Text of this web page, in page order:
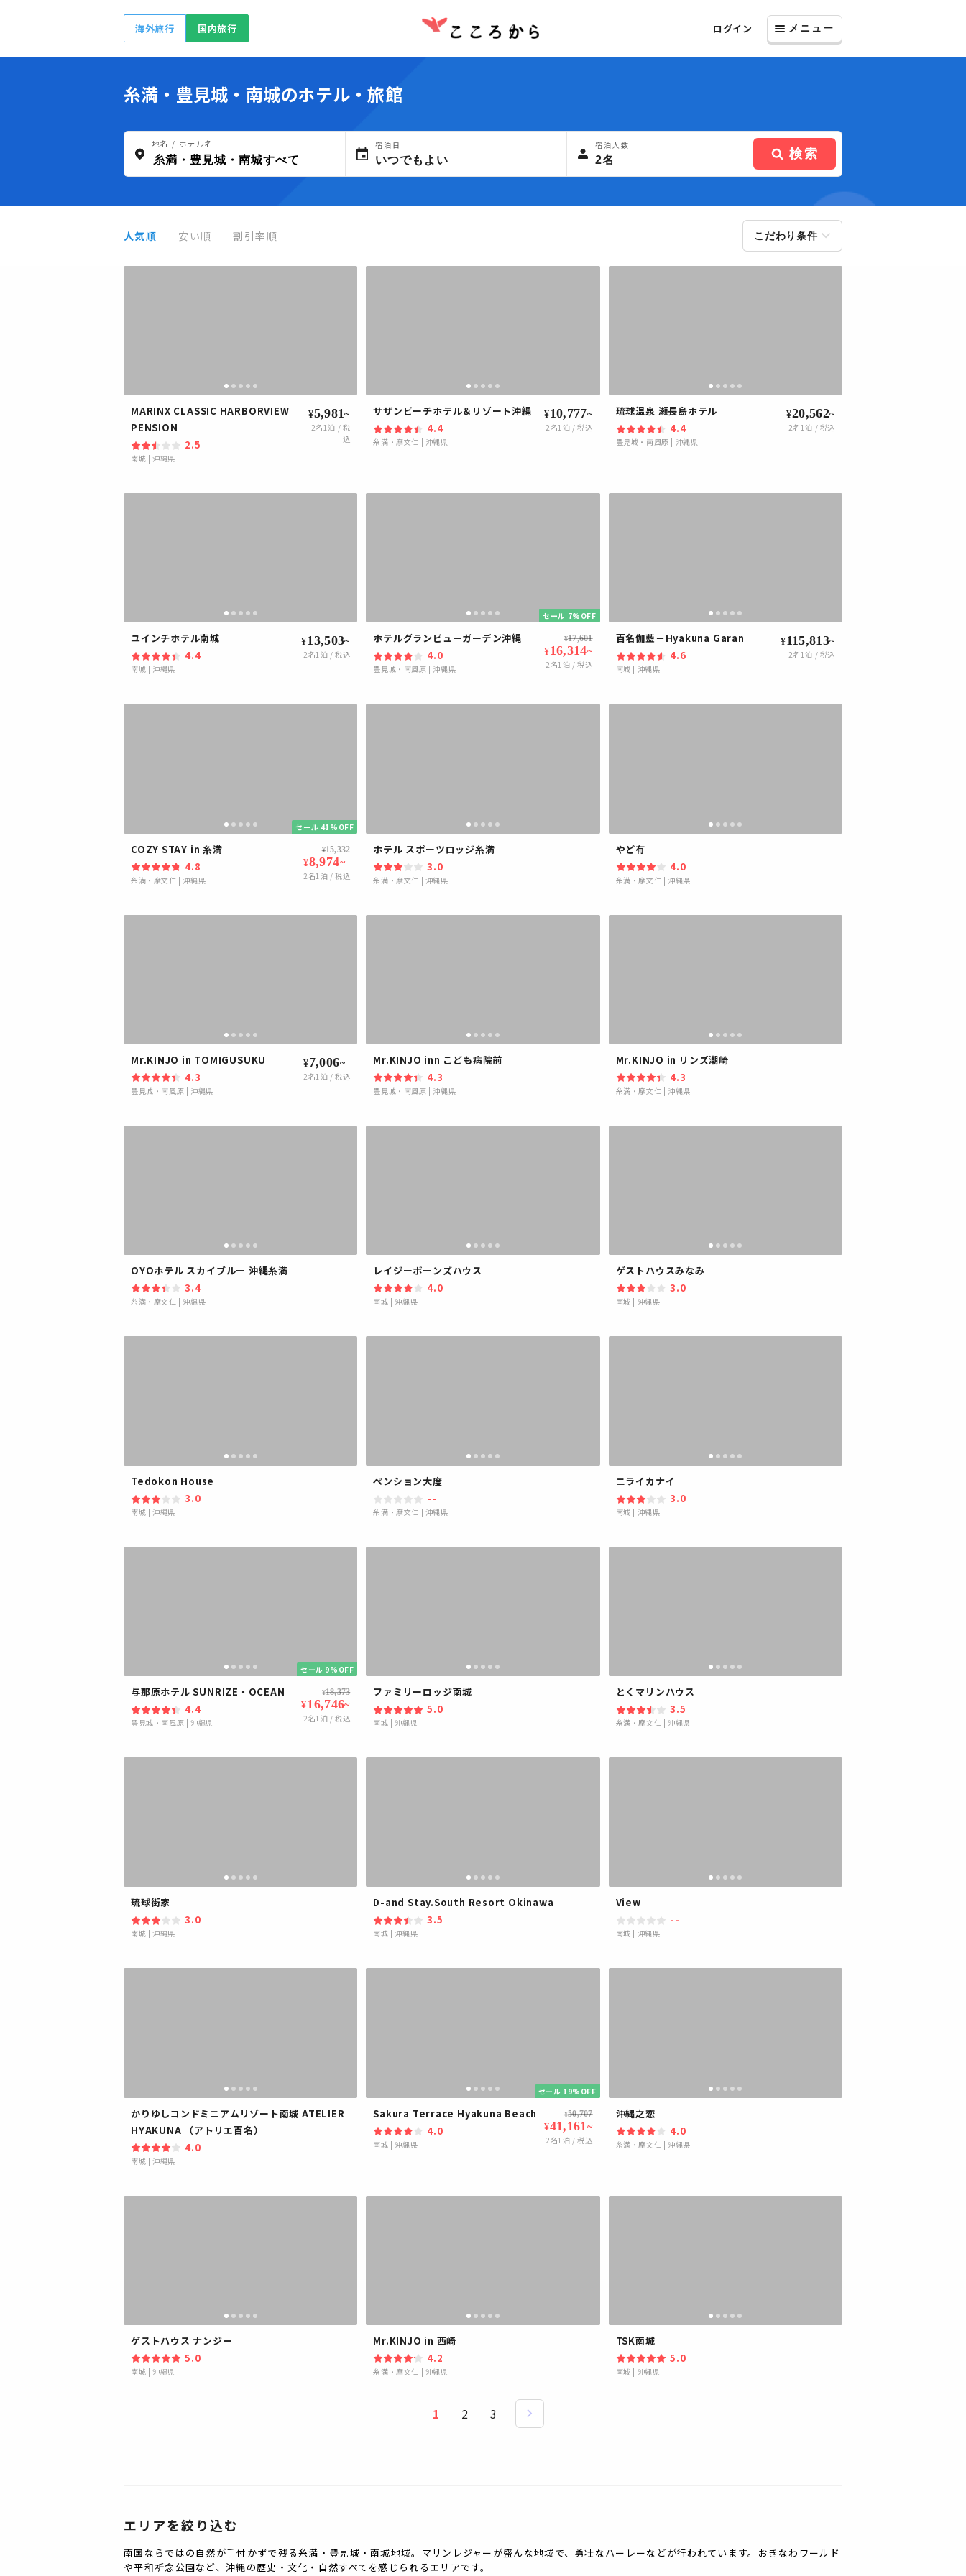
海外旅行 国内旅行 ログイン メニュー
糸満・豊見城・南城のホテル・旅館
地名 / ホテル名 宿泊日
いつでもよい
宿泊人数
2名 検索
人気順 安い順 割引率順 こだわり条件
MARINX CLASSIC HARBORVIEW
PENSION
2.5
南城 |沖縄県
¥5,981~
2名1泊 / 税
込
サザンビーチホテル＆リゾート沖縄
4.4
糸満・摩文仁 | 沖縄県
¥10,777~
2名1泊 / 税込
琉球温泉 瀬長島ホテル
4.4
豊見城・南風原 | 沖縄県
¥20,562~
2名1泊 / 税込
ユインチホテル南城
4.4
南城 |沖縄県
¥13,503~
2名1泊 / 税込
ホテルグランビューガーデン沖縄
4.0
豊見城・南風原 |沖縄県
¥17,601
¥16,314~
2名1泊 / 税込
セール 7%OFF
百名伽藍－Hyakuna Garan
4.6
南城 | 沖縄県
¥115,813~
2名1泊 / 税込
COZY STAY in 糸満
4.8
糸満・摩文仁 |沖縄県
¥15,332
¥8,974~
2名1泊 / 税込
セール 41%OFF
ホテル スポーツロッジ糸満
3.0
糸満・摩文仁 | 沖縄県
やど有
4.0
糸満・摩文仁 |沖縄県
Mr.KINJO in TOMIGUSUKU
4.3
豊見城・南風原 |沖縄県
¥7,006~
2名1泊 / 税込
Mr.KINJO inn こども病院前
4.3
豊見城・南風原 |沖縄県
Mr.KINJO in リンズ潮崎
4.3
糸満・摩文仁 |沖縄県
OYOホテル スカイブルー 沖縄糸満
3.4
糸満・摩文仁 |沖縄県
レイジーボーンズハウス
4.0
南城 |沖縄県
ゲストハウスみなみ
3.0
南城 | 沖縄県
Tedokon House
3.0
南城 |沖縄県
ペンション大度
--
糸満・摩文仁 | 沖縄県
ニライカナイ
3.0
南城 | 沖縄県
与那原ホテル SUNRIZE・OCEAN
4.4
豊見城・南風原 |沖縄県
¥18,373
¥16,746~
2名1泊 / 税込
セール 9%OFF
ファミリーロッジ南城
5.0
南城 |沖縄県
とくマリンハウス
3.5
糸満・摩文仁 |沖縄県
琉球街家
3.0
南城 |沖縄県
D-and Stay.South Resort Okinawa
3.5
南城 |沖縄県
View
--
南城 | 沖縄県
かりゆしコンドミニアムリゾート南城 ATELIER
HYAKUNA （アトリエ百名）
4.0
南城 |沖縄県
Sakura Terrace Hyakuna Beach
4.0
南城 |沖縄県
¥50,707
¥41,161 ~
2名1泊 / 税込
セール 19%OFF
沖縄之恋
4.0
糸満・摩文仁 |沖縄県
ゲストハウス ナンジー
5.0
南城 |沖縄県
Mr.KINJO in 西崎
4.2
糸満・摩文仁 | 沖縄県
TSK南城
5.0
南城 | 沖縄県
1 2 3
エリアを絞り込む
南国ならではの自然が手付かずで残る糸満・豊見城・南城地域。マリンレジャーが盛んな地域で、勇壮なハーレーなどが行われています。おきなわワールド
や平和祈念公園など、沖縄の歴史・文化・自然すべてを感じられるエリアです。